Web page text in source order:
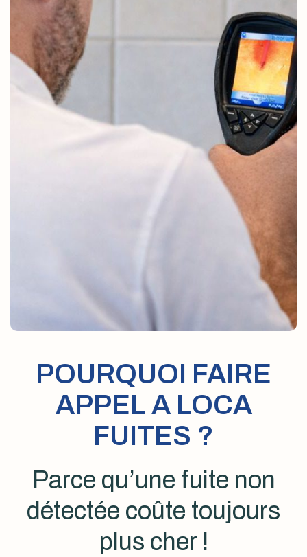
POURQUOI FAIRE
APPEL A LOCA
FUITES ?
Parce qu’une fuite non
détectée coûte toujours
plus cher !